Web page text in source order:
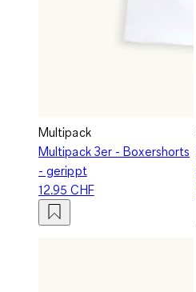
Multipack
Multipack 3er - Boxershorts
- gerippt
12.95 CHF